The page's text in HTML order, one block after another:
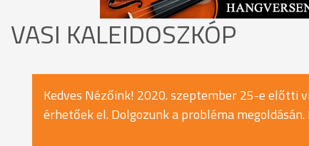
VASI KALEIDOSZKÓP
Kedves Nézőink! 2020. szeptember 25-e előtti
érhetőek el. Dolgozunk a probléma